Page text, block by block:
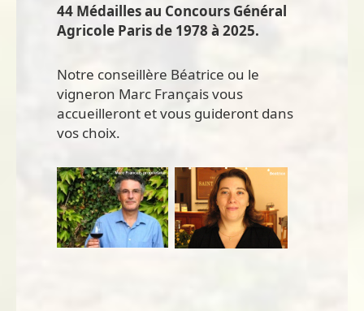
44 Médailles au Concours Général
Agricole Paris de 1978 à 2025.
Notre conseillère Béatrice ou le
vigneron Marc Français vous
accueilleront et vous guideront dans
vos choix.